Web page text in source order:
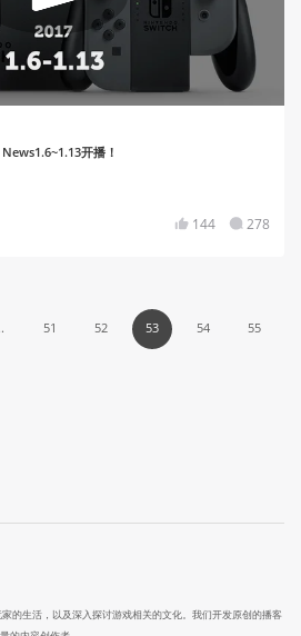
开播！
144 278
51 52 53 54 55
的生活，以及深入探讨游戏相关的文化。我们开发原创的播客